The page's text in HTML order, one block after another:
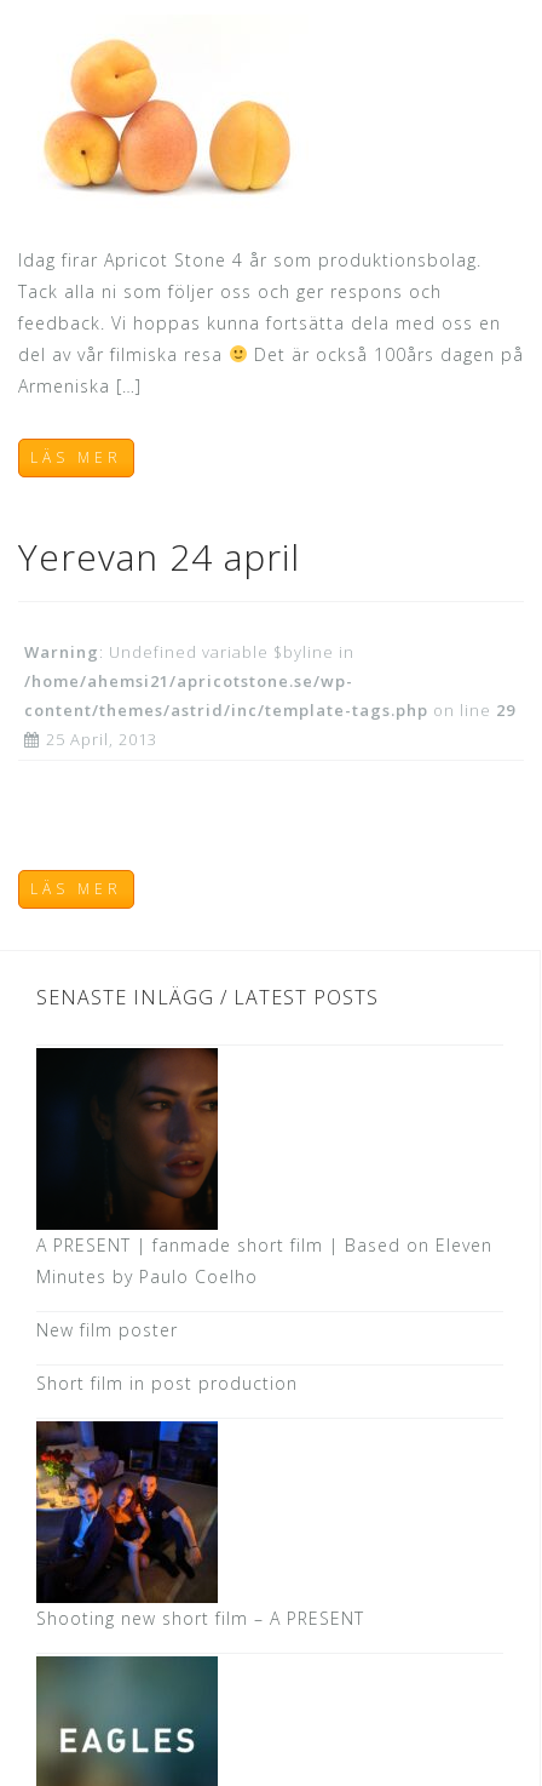
Idag firar Apricot Stone 4 år som produktionsbolag.
Tack alla ni som följer oss och ger respons och
feedback. Vi hoppas kunna fortsätta dela med oss en
del av vår filmiska resa
Det är också 100års dagen på
Armeniska […]
LÄS MER
Yerevan 24 april
Warning: Undefined variable $byline in
/home/ahemsi21/apricotstone.se/wp-
content/themes/astrid/inc/template-tags.php on line 29
25 April, 2013
LÄS MER
SENASTE INLÄGG / LATEST POSTS
A PRESENT | fanmade short film | Based on Eleven
Minutes by Paulo Coelho
New film poster
Short film in post production
Shooting new short film – A PRESENT